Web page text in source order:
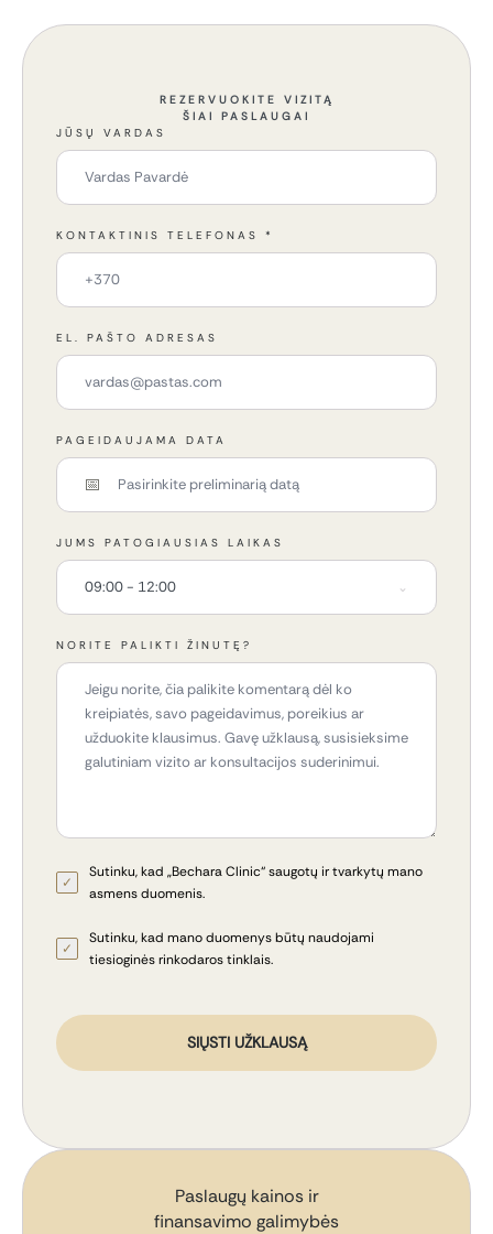
REZERVUOKITE VIZITĄ
ŠIAI PASLAUGAI
JŪSŲ VARDAS
KONTAKTINIS TELEFONAS *
EL. PAŠTO ADRESAS
PAGEIDAUJAMA DATA
JUMS PATOGIAUSIAS LAIKAS
09:00 - 12:00
NORITE PALIKTI ŽINUTĘ?
Sutinku, kad „Bechara Clinic“ saugotų ir tvarkytų mano
asmens duomenis.
Sutinku, kad mano duomenys būtų naudojami
tiesioginės rinkodaros tinklais.
SIŲSTI UŽKLAUSĄ
Paslaugų kainos ir
finansavimo galimybės